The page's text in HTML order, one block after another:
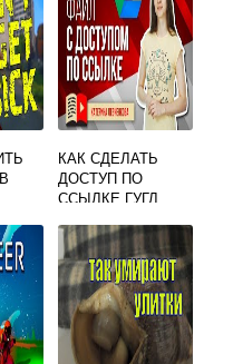
КАК СДЕЛАТЬ
ДОСТУП ПО
ССЫЛКЕ ГУГЛ